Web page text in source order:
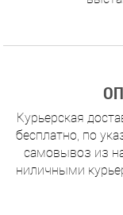
Курьерская
бесплатно, по
самовывоз из
ниличными